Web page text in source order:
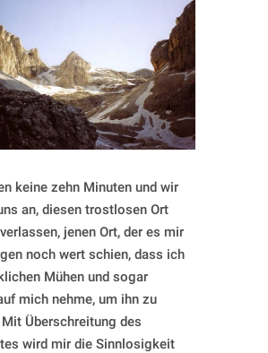
keine zehn Minuten und wir
an, diesen trostlosen Ort
jenen Ort, der es mir
noch wert schien, dass ich
Mühen und sogar
mich nehme, um ihn zu
Überschreitung des
wird mir die Sinnlosigkeit